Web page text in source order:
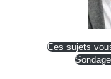
Ces sujets